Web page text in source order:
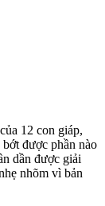
12 con giáp,
được phần nào
dần được giải
nhõm vì bản